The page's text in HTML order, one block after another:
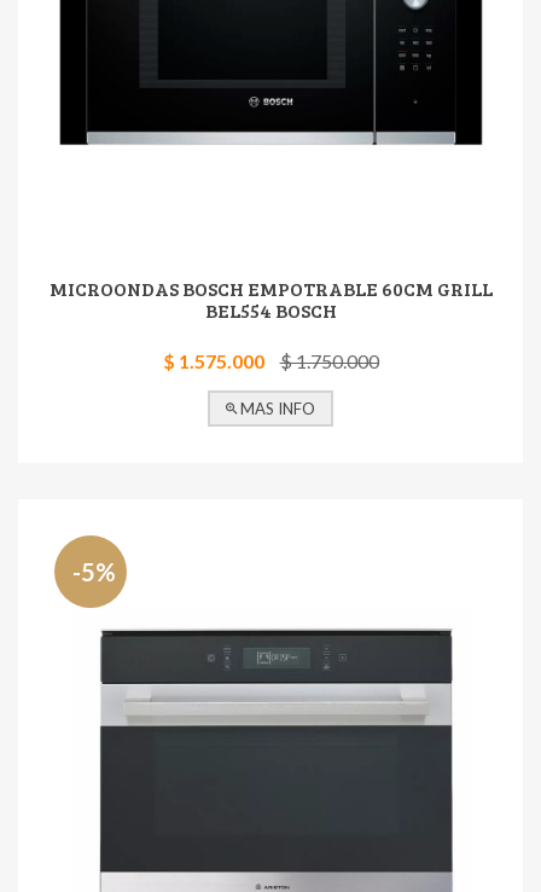
MICROONDAS BOSCH EMPOTRABLE 60CM GRILL
BEL554 BOSCH
$ 1.575.000 $ 1.750.000
MAS INFO
-5%